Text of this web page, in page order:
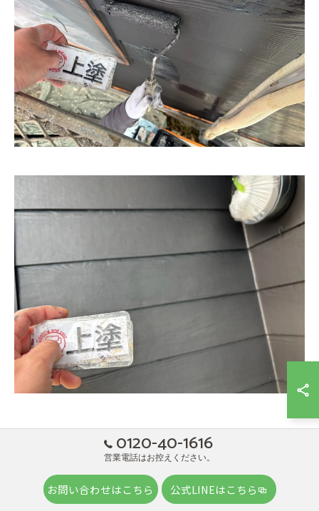
付帯部塗装
0120-40-1616
営業電話はお控えください。
お問い合わせはこちら 公式LINEはこちら